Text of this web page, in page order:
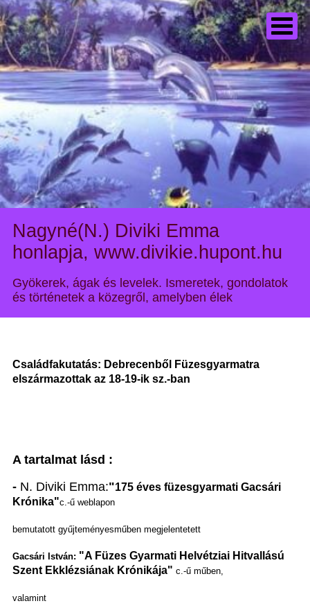
Nagyné(N.) Diviki Emma
honlapja, www.divikie.hupont.hu
Gyökerek, ágak és levelek. Ismeretek, gondolatok
és történetek a közegről, amelyben élek
Családfakutatás: Debrecenből Füzesgyarmatra
elszármazottak az 18-19-ik sz.-ban
A tartalmat lásd :
- N. Diviki Emma:"175 éves füzesgyarmati Gacsári
Krónika"c.-ű weblapon
bemutatott gyűjteményesműben megjelentetett
Gacsári István: "A Füzes Gyarmati Helvétziai Hitvallású
Szent Ekklézsiának Krónikája" c.-ű műben,
valamint